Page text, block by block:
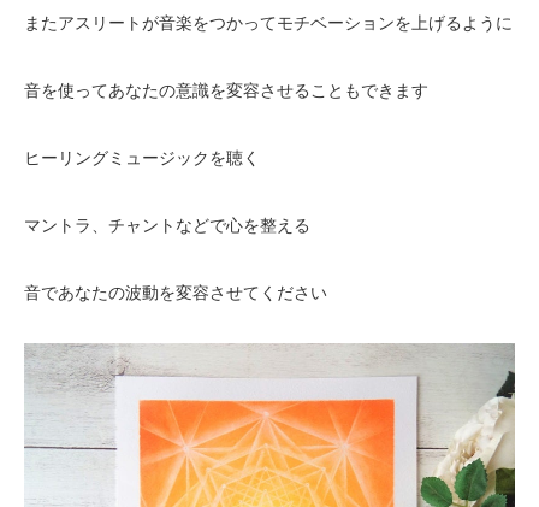
またアスリートが音楽をつかってモチベーションを上げるように
音を使ってあなたの意識を変容させることもできます
ヒーリングミュージックを聴く
マントラ、チャントなどで心を整える
音であなたの波動を変容させてください